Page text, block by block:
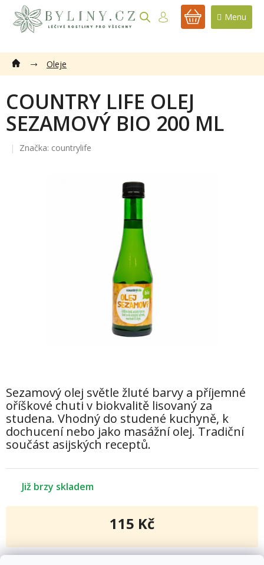
obsah
NÁKUPNÍ
Oleje
COUNTRY LIFE OLEJ
SEZAMOVÝ BIO 200 ML
Značka: countrylife
Již brzy skladem
Sezamový olej světle žluté barvy a příjemné
oříškové chuti v biokvalitě lisovaný za
studena. Vhodný do studené kuchyně, k
dochucení nebo jako masážní olej. Tradiční
součást asijských receptů.
115 Kč
cena: